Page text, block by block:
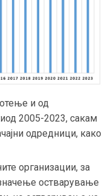
и од
2005-2023, сакам
одредници, како
организации, за
остварување